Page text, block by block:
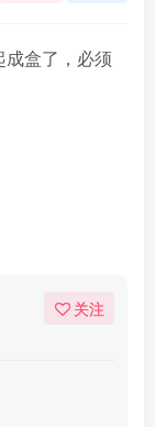
盒了，必须
关注